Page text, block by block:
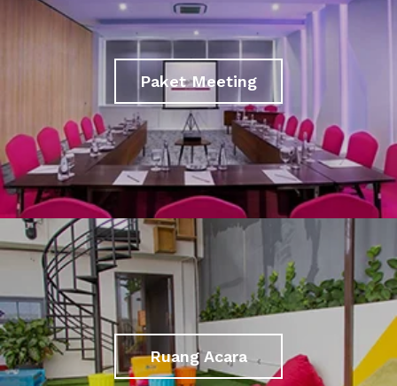
Paket Meeting
Ruang Acara